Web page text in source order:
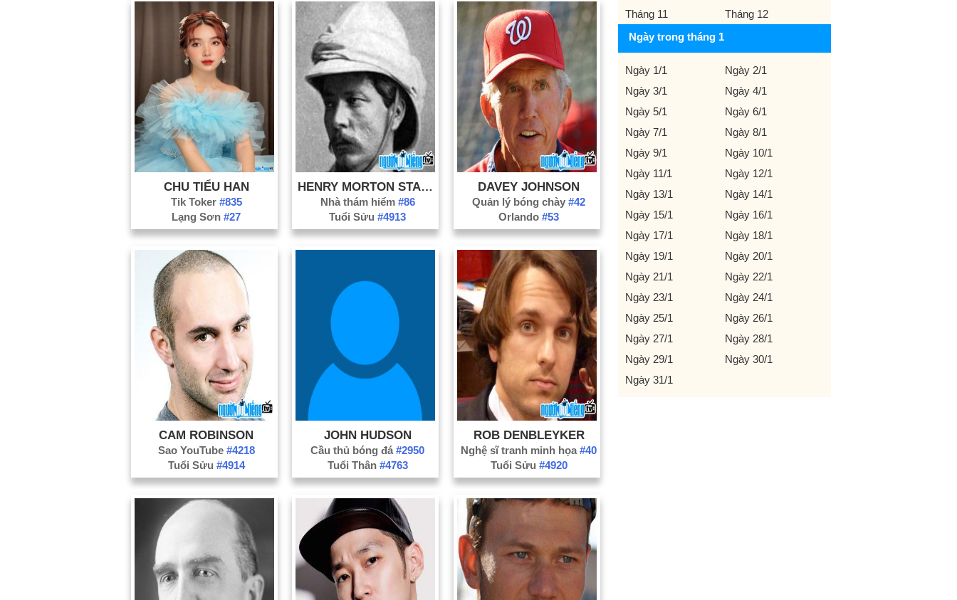
CHU TIỂU HAN
Tik Toker #835
Lạng Sơn#27
Nhà thám hiểm #86
Tuổi Sửu#4913
DAVEY JOHNSON
Quản lý bóng chày#42
Orlando#53
CAM ROBINSON
Sao YouTube #4218
Tuổi Sửu #4914
JOHN HUDSON
Cầu thủ bóng đá#2950
Tuổi Thân #4763
ROB DENBLEYKER
Nghệ sĩ tranh minh họa#40
Tuổi Sửu #4920
Tháng 11
Tháng 12
Ngày trong tháng 1
Ngày 1/1
Ngày 2/1
Ngày 3/1
Ngày 4/1
Ngày 5/1
Ngày 6/1
Ngày 7/1
Ngày 8/1
Ngày 9/1
Ngày 10/1
Ngày 11/1
Ngày 12/1
Ngày 13/1
Ngày 14/1
Ngày 15/1
Ngày 16/1
Ngày 17/1
Ngày 18/1
Ngày 19/1
Ngày 20/1
Ngày 21/1
Ngày 22/1
Ngày 23/1
Ngày 24/1
Ngày 25/1
Ngày 26/1
Ngày 27/1
Ngày 28/1
Ngày 29/1
Ngày 30/1
Ngày 31/1